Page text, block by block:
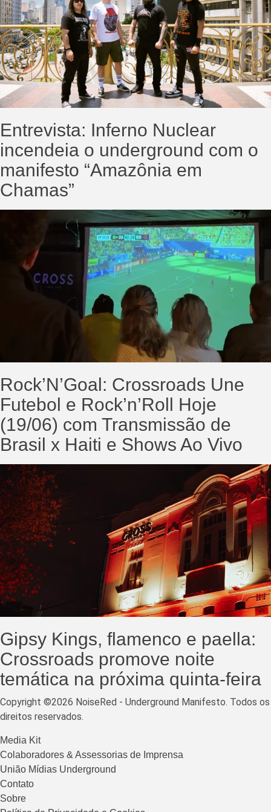
Entrevista: Inferno Nuclear
incendeia o underground com o
manifesto “Amazônia em
Chamas”
Rock’N’Goal: Crossroads Une
Futebol e Rock’n’Roll Hoje
(19/06) com Transmissão de
Brasil x Haiti e Shows Ao Vivo
Gipsy Kings, flamenco e paella:
Crossroads promove noite
temática na próxima quinta-feira
Copyright ©2026 NoiseRed - Underground Manifesto. Todos os
direitos reservados.
Media Kit
Colaboradores & Assessorias de Imprensa
União Mídias Underground
Contato
Sobre